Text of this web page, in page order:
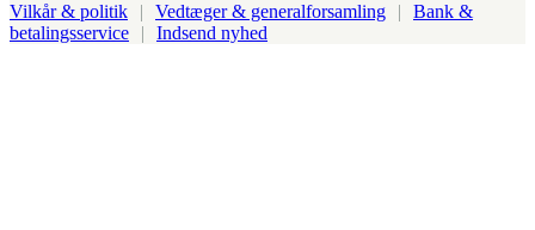
Vilkår & politik
| Vedtæger & generalforsamling |
Bank &
betalingsservice
| Indsend nyhed